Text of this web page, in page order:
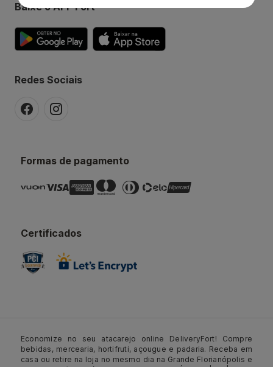
Baixe o APP Fort
Redes Sociais
Formas de pagamento
Certificados
Economize no seu atacarejo online DeliveryFort! Compre
bebidas, mercearia, hortifruti, açougue e padaria. Receba em
casa ou retire na loja no mesmo dia na Grande Florianópolis e